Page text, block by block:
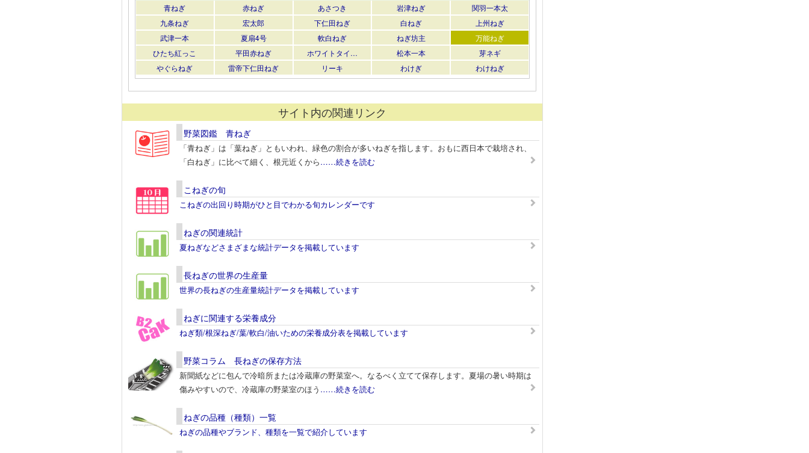
青ねぎ 赤ねぎ あさつき 岩津ねぎ
関羽一本太
九条ねぎ
宏太郎 下仁田ねぎ 白ねぎ
上州ねぎ
武津一本
夏扇4号 軟白ねぎ ねぎ坊主
万能ねぎ
ひたち紅っこ
平田赤ねぎ ホワイトタイ… 松本一本
芽ネギ
やぐらねぎ
雷帝下仁田ねぎ リーキ わけぎ わけねぎ
サイト内の関連リンク
野菜図鑑 青ねぎ
「青ねぎ」は「葉ねぎ」ともいわれ、緑色の割合が多いねぎを指します。おもに西日本で栽培され、
「白ねぎ」に比べて細く、根元近くから……続きを読む
こねぎの旬
こねぎの出回り時期がひと目でわかる旬カレンダーです
ねぎの関連統計
夏ねぎなどさまざまな統計データを掲載しています
長ねぎの世界の生産量
世界の長ねぎの生産量統計データを掲載しています
ねぎに関連する栄養成分
ねぎ類/根深ねぎ/葉/軟白/油いための栄養成分表を掲載しています
野菜コラム 長ねぎの保存方法
新聞紙などに包んで冷暗所または冷蔵庫の野菜室へ。なるべく立てて保存します。夏場の暑い時期は
傷みやすいので、冷蔵庫の野菜室のほう ……続きを読む
ねぎの品種（種類）一覧
ねぎの品種やブランド、種類を一覧で紹介しています